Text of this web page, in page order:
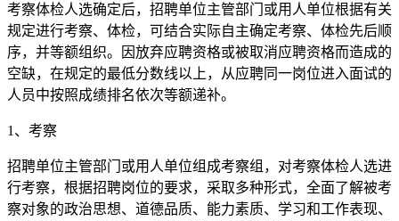
考察体检人选确定后，招聘单位主管部门或用人单位根据有关
规定进行考察、体检，可结合实际自主确定考察、体检先后顺
序，并等额组织。因放弃应聘资格或被取消应聘资格而造成的
空缺，在规定的最低分数线以上，从应聘同一岗位进入面试的
人员中按照成绩排名依次等额递补。
1、考察
招聘单位主管部门或用人单位组成考察组，对考察体检人选进
行考察，根据招聘岗位的要求，采取多种形式，全面了解被考
察对象的政治思想、道德品质、能力素质、学习和工作表现、